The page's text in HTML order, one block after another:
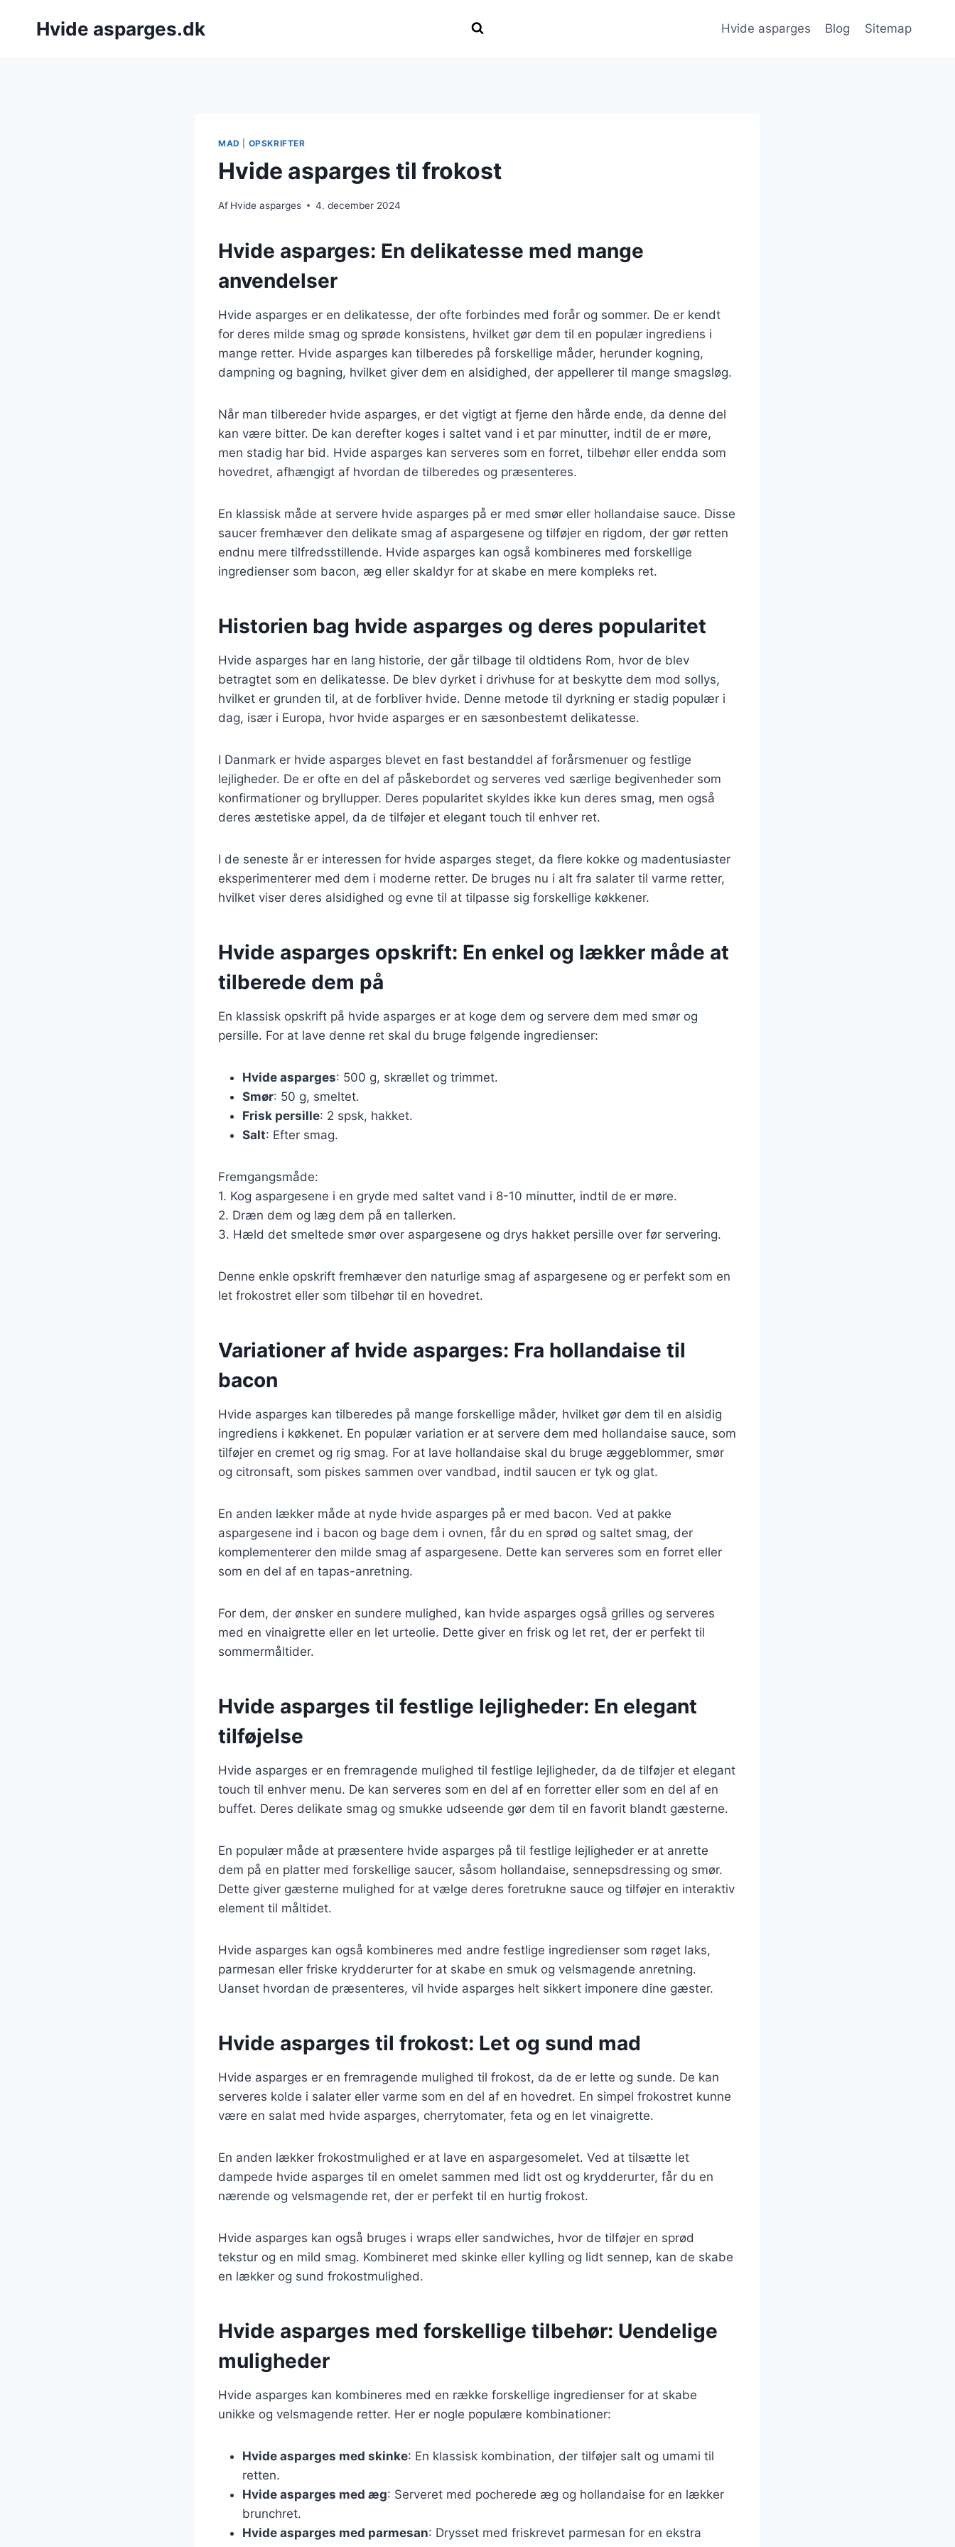
Hvide asparges.dk Hvide asparges Blog Sitemap
MAD OPSKRIFTER
Hvide asparges til frokost
Af Hvide asparges 4. december 2024
Hvide asparges: En delikatesse med mange
anvendelser
Hvide asparges er en delikatesse, der ofte forbindes med forår og sommer. De er kendt
for deres milde smag og sprøde konsistens, hvilket gør dem til en populær ingrediens i
mange retter. Hvide asparges kan tilberedes på forskellige måder, herunder kogning,
dampning og bagning, hvilket giver dem en alsidighed, der appellerer til mange smagsløg.
Når man tilbereder hvide asparges, er det vigtigt at fjerne den hårde ende, da denne del
kan være bitter. De kan derefter koges i saltet vand i et par minutter, indtil de er møre,
men stadig har bid. Hvide asparges kan serveres som en forret, tilbehør eller endda som
hovedret, afhængigt af hvordan de tilberedes og præsenteres.
En klassisk måde at servere hvide asparges på er med smør eller hollandaise sauce. Disse
saucer fremhæver den delikate smag af aspargesene og tilføjer en rigdom, der gør retten
endnu mere tilfredsstillende. Hvide asparges kan også kombineres med forskellige
ingredienser som bacon, æg eller skaldyr for at skabe en mere kompleks ret.
Historien bag hvide asparges og deres popularitet
Hvide asparges har en lang historie, der går tilbage til oldtidens Rom, hvor de blev
betragtet som en delikatesse. De blev dyrket i drivhuse for at beskytte dem mod sollys,
hvilket er grunden til, at de forbliver hvide. Denne metode til dyrkning er stadig populær i
dag, især i Europa, hvor hvide asparges er en sæsonbestemt delikatesse.
I Danmark er hvide asparges blevet en fast bestanddel af forårsmenuer og festlige
lejligheder. De er ofte en del af påskebordet og serveres ved særlige begivenheder som
konfirmationer og bryllupper. Deres popularitet skyldes ikke kun deres smag, men også
deres æstetiske appel, da de tilføjer et elegant touch til enhver ret.
I de seneste år er interessen for hvide asparges steget, da flere kokke og madentusiaster
eksperimenterer med dem i moderne retter. De bruges nu i alt fra salater til varme retter,
hvilket viser deres alsidighed og evne til at tilpasse sig forskellige køkkener.
Hvide asparges opskrift: En enkel og lækker måde at
tilberede dem på
En klassisk opskrift på hvide asparges er at koge dem og servere dem med smør og
persille. For at lave denne ret skal du bruge følgende ingredienser:
Hvide asparges: 500 g, skrællet og trimmet.
Smør: 50 g, smeltet.
Frisk persille: 2 spsk, hakket.
Salt: Efter smag.
Fremgangsmåde:
1. Kog aspargesene i en gryde med saltet vand i 8-10 minutter, indtil de er møre.
2. Dræn dem og læg dem på en tallerken.
3. Hæld det smeltede smør over aspargesene og drys hakket persille over før servering.
Denne enkle opskrift fremhæver den naturlige smag af aspargesene og er perfekt som en
let frokostret eller som tilbehør til en hovedret.
Variationer af hvide asparges: Fra hollandaise til
bacon
Hvide asparges kan tilberedes på mange forskellige måder, hvilket gør dem til en alsidig
ingrediens i køkkenet. En populær variation er at servere dem med hollandaise sauce, som
tilføjer en cremet og rig smag. For at lave hollandaise skal du bruge æggeblommer, smør
og citronsaft, som piskes sammen over vandbad, indtil saucen er tyk og glat.
En anden lækker måde at nyde hvide asparges på er med bacon. Ved at pakke
aspargesene ind i bacon og bage dem i ovnen, får du en sprød og saltet smag, der
komplementerer den milde smag af aspargesene. Dette kan serveres som en forret eller
som en del af en tapas-anretning.
For dem, der ønsker en sundere mulighed, kan hvide asparges også grilles og serveres
med en vinaigrette eller en let urteolie. Dette giver en frisk og let ret, der er perfekt til
sommermåltider.
Hvide asparges til festlige lejligheder: En elegant
tilføjelse
Hvide asparges er en fremragende mulighed til festlige lejligheder, da de tilføjer et elegant
touch til enhver menu. De kan serveres som en del af en forretter eller som en del af en
buffet. Deres delikate smag og smukke udseende gør dem til en favorit blandt gæsterne.
En populær måde at præsentere hvide asparges på til festlige lejligheder er at anrette
dem på en platter med forskellige saucer, såsom hollandaise, sennepsdressing og smør.
Dette giver gæsterne mulighed for at vælge deres foretrukne sauce og tilføjer en interaktiv
element til måltidet.
Hvide asparges kan også kombineres med andre festlige ingredienser som røget laks,
parmesan eller friske krydderurter for at skabe en smuk og velsmagende anretning.
Uanset hvordan de præsenteres, vil hvide asparges helt sikkert imponere dine gæster.
Hvide asparges til frokost: Let og sund mad
Hvide asparges er en fremragende mulighed til frokost, da de er lette og sunde. De kan
serveres kolde i salater eller varme som en del af en hovedret. En simpel frokostret kunne
være en salat med hvide asparges, cherrytomater, feta og en let vinaigrette.
En anden lækker frokostmulighed er at lave en aspargesomelet. Ved at tilsætte let
dampede hvide asparges til en omelet sammen med lidt ost og krydderurter, får du en
nærende og velsmagende ret, der er perfekt til en hurtig frokost.
Hvide asparges kan også bruges i wraps eller sandwiches, hvor de tilføjer en sprød
tekstur og en mild smag. Kombineret med skinke eller kylling og lidt sennep, kan de skabe
en lækker og sund frokostmulighed.
Hvide asparges med forskellige tilbehør: Uendelige
muligheder
Hvide asparges kan kombineres med en række forskellige ingredienser for at skabe
unikke og velsmagende retter. Her er nogle populære kombinationer:
Hvide asparges med skinke: En klassisk kombination, der tilføjer salt og umami til
retten.
Hvide asparges med æg: Serveret med pocherede æg og hollandaise for en lækker
brunchret.
Hvide asparges med parmesan: Drysset med friskrevet parmesan for en ekstra